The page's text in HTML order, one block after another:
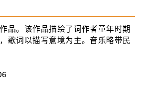
品。该作品描绘了词作者童年时期
歌词以描写意境为主。音乐略带民